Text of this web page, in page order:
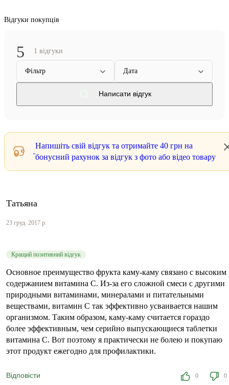
Відгуки покупців
5 1 відгуки
Фільтр Дата
Написати відгук
Напишіть свій відгук та отримайте 40 грн на
бонусний рахунок за відгук з фото або відео товару
Татьяна
23 груд. 2017 р.
Кращий позитивний відгук
Основное преимущество фрукта каму-каму связано с высоким
содержанием витамина С. Из-за его сложной смеси с другими
природными витаминами, минералами и питательными
веществами, витамин С так эффективно усваивается нашим
организмом. Таким образом, каму-каму считается гораздо
более эффективным, чем серийно выпускающиеся таблетки
витамина C. Вот поэтому я практически не болею и покупаю
этот продукт ежегодно для профилактики.
Відповісти 0 0